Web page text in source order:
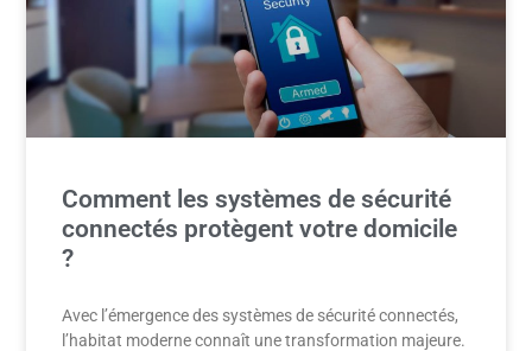
Comment les systèmes de sécurité
connectés protègent votre domicile
?
Avec l’émergence des systèmes de sécurité connectés,
l’habitat moderne connaît une transformation majeure.